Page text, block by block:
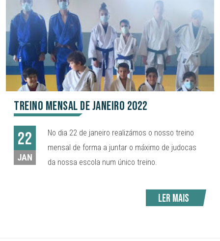
Treino Mensal de janeiro 2022
22
JAN
No dia 22 de janeiro realizámos o nosso treino
mensal de forma a juntar o máximo de judocas
da nossa escola num único treino.
Ler mais